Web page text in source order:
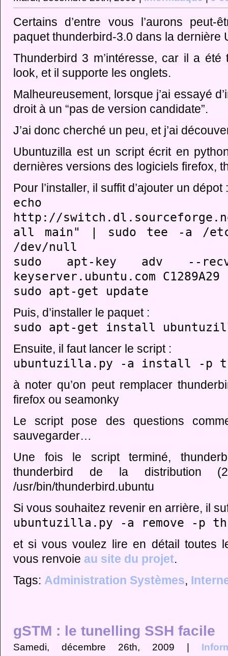
Certains d’entre vous l’aurons
paquet thunderbird-3.0 dans la dernière
Thunderbird 3 m’intéresse, car il a
look, et il supporte les onglets.
Malheureusement, lorsque j’ai essayé
droit à un “pas de version candidate”.
J’ai donc cherché un peu, et j’ai
Ubuntuzilla est un script écrit en
dernières versions des logiciels firefox,
Pour l’installer, il suffit d’ajouter un dépot :
echo
http://
all main" | sudo tee -a /
/dev/null
sudo apt-key adv --
keyserver.ubuntu.com C1289A29
sudo apt-get update
Puis, d’installer le paquet :
sudo apt-get install
Ensuite, il faut lancer le script :
ubuntuzilla.py -a install -p
à noter qu’on peut remplacer
firefox ou seamonky
Le script pose des questions
sauvegarder…
Une fois le script terminé,
thunderbird de la distribution
/usr/bin/thunderbird.ubuntu
Si vous souhaitez revenir en arrière, il
ubuntuzilla.py -a remove -p
et si vous voulez lire en détail toutes
vous renvoie au site du projet.
Tags: Administration Systèmes,
gSTM : le tunelling SSH facile
Samedi, décembre 26th, 2009 |